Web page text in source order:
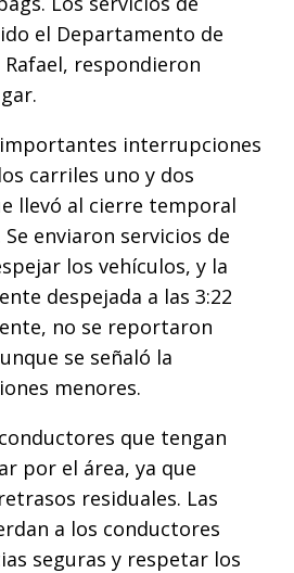
el Departamento de
respondieron
interrupciones
carriles uno y dos
llevó al cierre temporal
enviaron servicios de
los vehículos, y la
despejada a las 3:22
no se reportaron
se señaló la
menores.
que tengan
por el área, ya que
residuales. Las
a los conductores
seguras y respetar los